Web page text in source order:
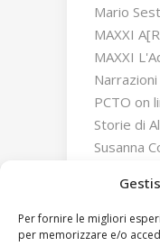
Per fornire le migliori
per memorizzare e/o
Mario
MAXXI
MAXXI
PCTO on
Storie di
Susanna
William